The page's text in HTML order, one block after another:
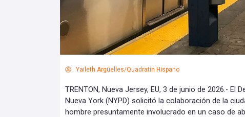
Yaileth Argüelles/Quadratín Hispano
TRENTON, Nueva Jersey, EU, 3 de junio de 2026.- El
Nueva York (NYPD) solicitó la colaboración de la
hombre presuntamente involucrado en un caso de